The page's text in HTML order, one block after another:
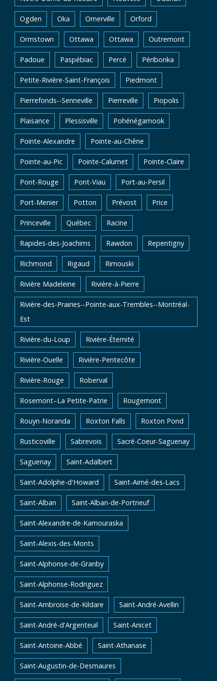
Ogden Oka Omerville Orford
Ormstown Ottawa Ottawa Outremont
Padoue Paspébiac Percé Péribonka
Petite-Rivière-Saint-François Piedmont
Pierrefonds--Senneville Pierreville Piopolis
Plaisance Plessisville Pohénégamook
Pointe-Alexandre Pointe-au-Chêne
Pointe-au-Pic Pointe-Calumet Pointe-Claire
Pont-Rouge Pont-Viau Port-au-Persil
Port-Menier Potton Prévost Price
Princeville Québec Racine
Rapides-des-Joachims Rawdon Repentigny
Richmond Rigaud Rimouski
Rivière Madeleine Rivière-à-Pierre
Rivière-des-Prairies--Pointe-aux-Trembles--Montréal-
Est
Rivière-du-Loup Rivière-Éternité
Rivière-Ouelle Rivière-Pentecôte
Rivière-Rouge Roberval
Rosemont–La Petite-Patrie Rougemont
Rouyn-Noranda Roxton Falls Roxton Pond
Rusticoville Sabrevois Sacré-Coeur-Saguenay
Saguenay Saint-Adalbert
Saint-Adolphe-d'Howard Saint-Aimé-des-Lacs
Saint-Alban Saint-Alban-de-Portneuf
Saint-Alexandre-de-Kamouraska
Saint-Alexis-des-Monts
Saint-Alphonse-de-Granby
Saint-Alphonse-Rodriguez
Saint-Ambroise-de-Kildare Saint-André-Avellin
Saint-André-d'Argenteuil Saint-Anicet
Saint-Antoine-Abbé Saint-Athanase
Saint-Augustin-de-Desmaures